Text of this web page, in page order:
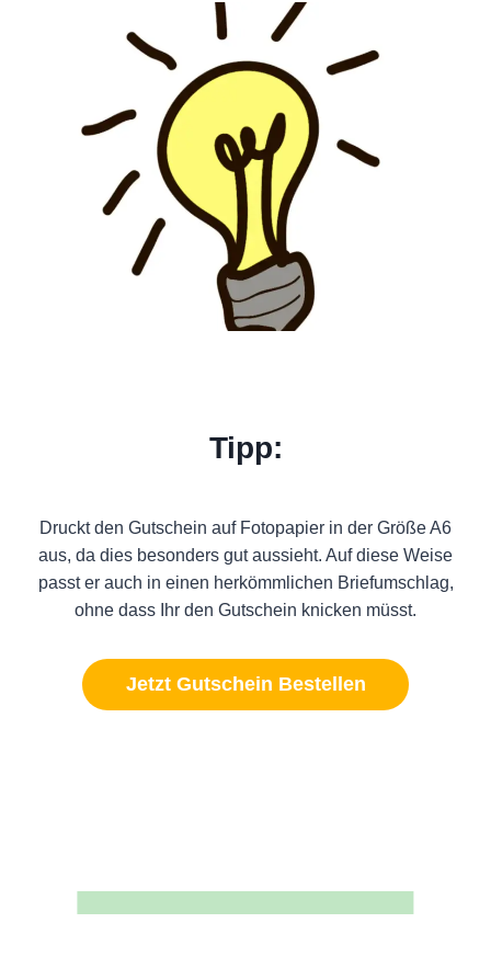
Tipp:
Druckt den Gutschein auf Fotopapier in der Größe A6
aus, da dies besonders gut aussieht. Auf diese Weise
passt er auch in einen herkömmlichen Briefumschlag,
ohne dass Ihr den Gutschein knicken müsst.
Jetzt Gutschein Bestellen